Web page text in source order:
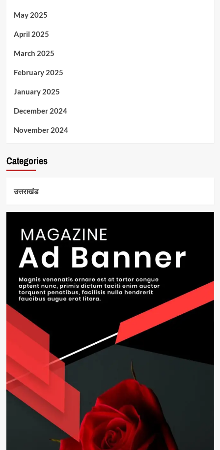
May 2025
April 2025
March 2025
February 2025
January 2025
December 2024
November 2024
Categories
उत्तराखंड